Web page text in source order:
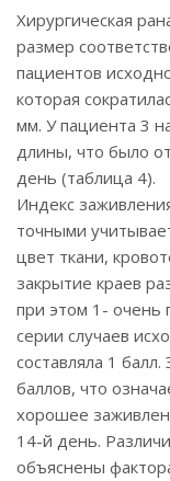
Хирургическая
размер
пациентов
которая
мм. У пациента 3
длины, что было
день (таблица 4).
Индекс
точными
цвет ткани,
закрытие краев
при этом 1- очень
серии случаев
составляла 1
баллов, что
хорошее
14-й день.
объяснены